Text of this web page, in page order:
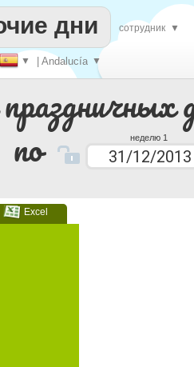
по неделю 1
Excel
▼ | Andalucía ▼
дни сотрудник ▼